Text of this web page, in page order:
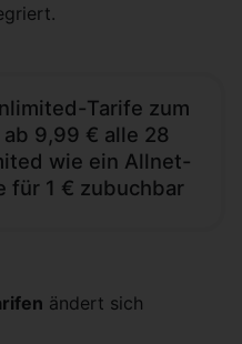
Tarife zum
9,99 € alle 28
wie ein Allnet-
für 1 € zubuchbar
ändert sich